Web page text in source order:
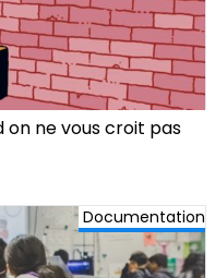
on ne vous croit pas
Documentation